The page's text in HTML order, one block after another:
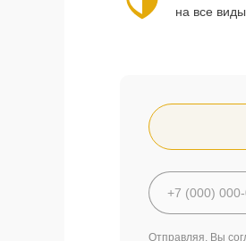
на все
Отправляя, Вы